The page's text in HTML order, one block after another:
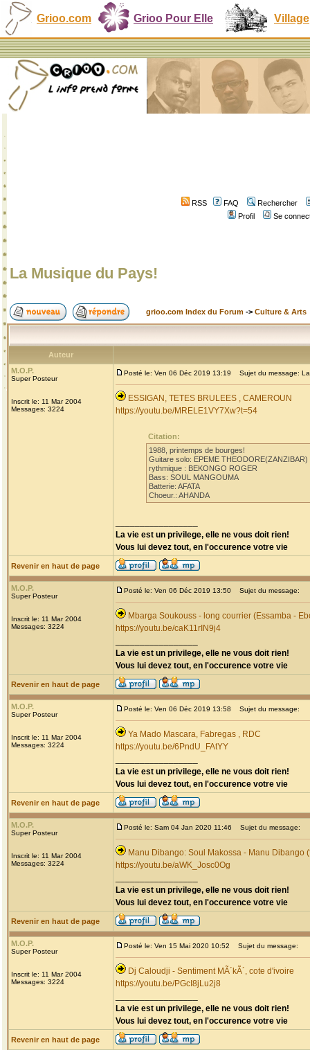
Grioo.com Grioo Pour Elle Village
RSS FAQ
Rechercher
Profil
Se
La Musique du Pays!
grioo.com Index du Forum -> Culture & Arts
Auteur
M.O.P.
Super Posteur
Inscrit le: 11 Mar 2004
Messages: 3224
Posté le: Ven 06 Déc 2019 13:19 Sujet du message:
ESSIGAN, TETES BRULEES , CAMEROUN
https://youtu.be/MRELE1VY7Xw?t=54
Citation:
1988, printemps de bourges!
Guitare solo: EPEME THEODORE(ZANZIBAR)
rythmique : BEKONGO ROGER
Bass: SOUL MANGOUMA
Batterie: AFATA
Choeur.: AHANDA
La vie est un privilege, elle ne vous doit rien!
Vous lui devez tout, en l'occurence votre vie
Revenir en haut de page
M.O.P.
Super Posteur
Inscrit le: 11 Mar 2004
Messages: 3224
Posté le: Ven 06 Déc 2019 13:50 Sujet du message:
Mbarga Soukouss - long courrier (Essamba -
https://youtu.be/caK11rIN9j4
La vie est un privilege, elle ne vous doit rien!
Vous lui devez tout, en l'occurence votre vie
Revenir en haut de page
M.O.P.
Super Posteur
Inscrit le: 11 Mar 2004
Messages: 3224
Posté le: Ven 06 Déc 2019 13:58 Sujet du message:
Ya Mado Mascara, Fabregas , RDC
https://youtu.be/6PndU_FAtYY
La vie est un privilege, elle ne vous doit rien!
Vous lui devez tout, en l'occurence votre vie
Revenir en haut de page
M.O.P.
Super Posteur
Inscrit le: 11 Mar 2004
Messages: 3224
Posté le: Sam 04 Jan 2020 11:46 Sujet du message:
Manu Dibango: Soul Makossa - Manu Dibango
https://youtu.be/aWK_Josc0Og
La vie est un privilege, elle ne vous doit rien!
Vous lui devez tout, en l'occurence votre vie
Revenir en haut de page
M.O.P.
Super Posteur
Inscrit le: 11 Mar 2004
Messages: 3224
Posté le: Ven 15 Mai 2020 10:52 Sujet du message:
Dj Caloudji - Sentiment MÃ´kÃ´, cote d'ivoire
https://youtu.be/PGcI8jLu2j8
La vie est un privilege, elle ne vous doit rien!
Vous lui devez tout, en l'occurence votre vie
Revenir en haut de page